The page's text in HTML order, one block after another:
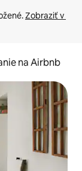
Zobraziť v
na Airbnb